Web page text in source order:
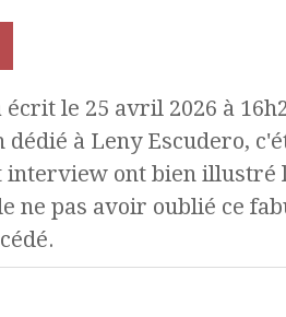
écrit le 25 avril 2026 à
à Leny Escudero,
interview ont bien illustré
ne pas avoir oublié ce